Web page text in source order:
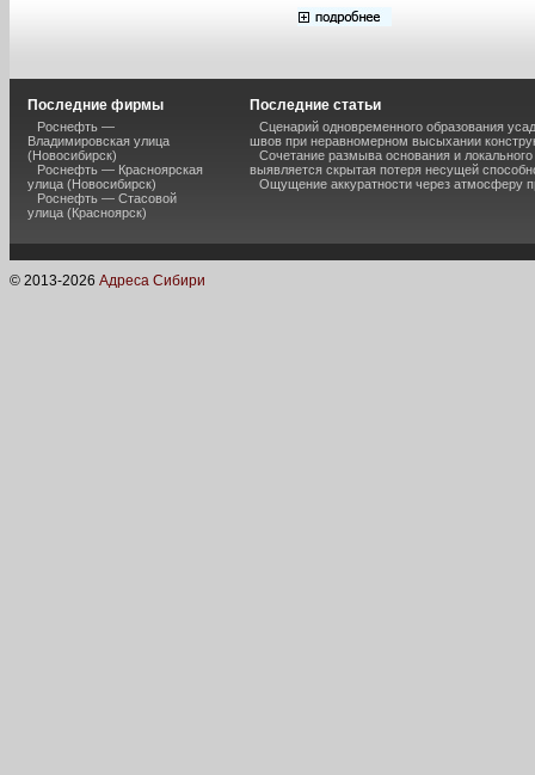
Последние фирмы
Роснефть —
Владимировская улица
(Новосибирск)
Роснефть — Красноярская
улица (Новосибирск)
Роснефть — Стасовой
улица (Красноярск)
Последние статьи
Сценарий одновременного образования
швов при неравномерном высыхании
Сочетание размыва основания и
выявляется скрытая потеря несущей
Ощущение аккуратности через атмосферу
© 2013-2026 Адреса Сибири